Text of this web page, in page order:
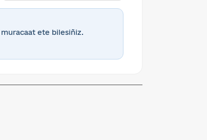
muracaat ete bilesiñiz.